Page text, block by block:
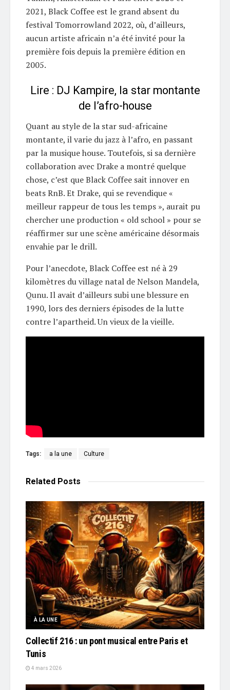
2021, Black Coffee est le grand absent du
festival Tomorrowland 2022, où, d’ailleurs,
aucun artiste africain n’a été invité pour la
première fois depuis la première édition en
2005.
Lire : DJ Kampire, la star montante
de l’afro-house
Quant au style de la star sud-africaine
montante, il varie du jazz à l’afro, en passant
par la musique house. Toutefois, si sa dernière
collaboration avec Drake a montré quelque
chose, c’est que Black Coffee sait innover en
beats RnB. Et Drake, qui se revendique «
meilleur rappeur de tous les temps », aurait pu
chercher une production « old school » pour se
réaffirmer sur une scène américaine désormais
envahie par le drill.
Pour l’anecdote, Black Coffee est né à 29
kilomètres du village natal de Nelson Mandela,
Qunu. Il avait d’ailleurs subi une blessure en
1990, lors des derniers épisodes de la lutte
contre l’apartheid. Un vieux de la vieille.
Tags: a la une Culture
Related Posts
À LA UNE
Collectif 216 : un pont musical entre Paris et
Tunis
4 mars 2026